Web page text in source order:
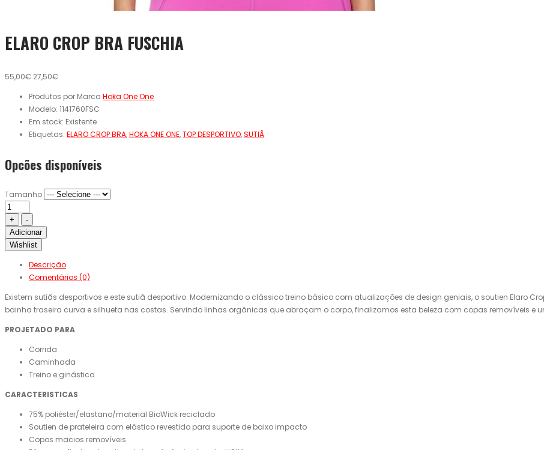
ELARO CROP BRA FUSCHIA
55,00€ 27,50€
Produtos por Marca Hoka One One
Modelo: 1141760FSC
Em stock: Existente
Etiquetas: ELARO CROP BRA,HOKA ONE ONE,TOP DESPORTIVO,SUTIÃ
Opcões disponíveis
Tamanho
Adicionar
Wishlist
Descrição
Comentários (0)
Existem sutiãs desportivos e este sutiã desportivo. Modernizando o clássico treino básico com atualizações de design geniais, o soutien Elaro
bainha traseira curva e silhueta nas costas. Servindo linhas orgânicas que abraçam o corpo, finalizamos esta beleza com copas removíveis e
PROJETADO PARA
Corrida
Caminhada
Treino e ginástica
CARACTERISTICAS
75% poliéster/elastano/material BioWick reciclado
Soutien de prateleira com elástico revestido para suporte de baixo impacto
Copos macios removíveis